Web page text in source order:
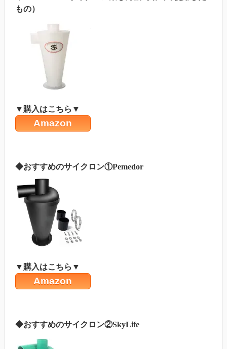
もの）
▼購入はこちら▼
Amazon
◆おすすめのサイクロン①Pemedor
▼購入はこちら▼
Amazon
◆おすすめのサイクロン②SkyLife